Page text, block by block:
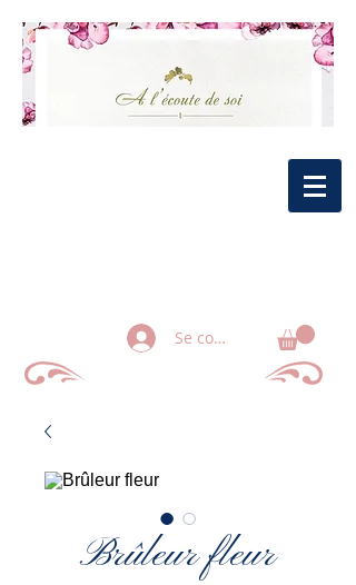
Se connecter
Brûleur fleur